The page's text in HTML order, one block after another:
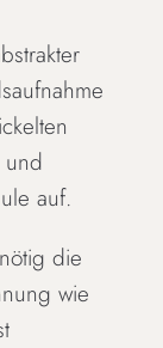
auf.
die
wie